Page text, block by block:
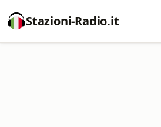
Stazioni-Radio.it